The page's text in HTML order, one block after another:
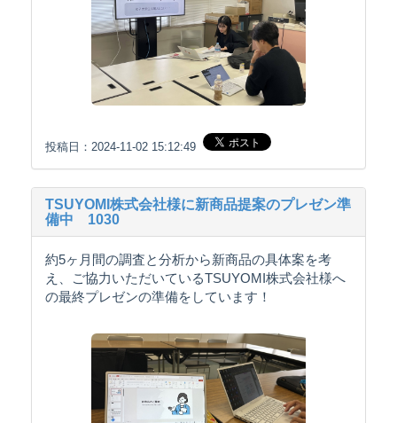
投稿日：2024-11-02 15:12:49
TSUYOMI株式会社様に新商品提案のプレゼン準
備中 1030
約5ヶ月間の調査と分析から新商品の具体案を考
え、ご協力いただいているTSUYOMI株式会社様へ
の最終プレゼンの準備をしています！